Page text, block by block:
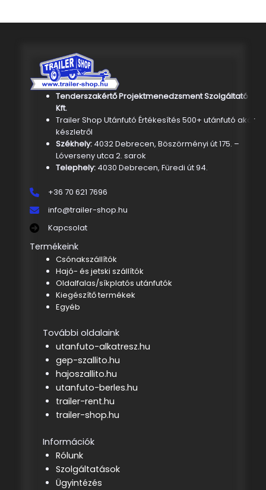
Tenderszakértő Projektmenedzsment Szolgáltató
Kft.
Trailer Shop Utánfutó Értékesítés 500+ utánfutó akár
készletről
Székhely: 4032 Debrecen, Böszörményi út 175. –
Lóverseny utca 2. sarok
Telephely:4030 Debrecen, Füredi út 94.
+36 70 621 7696
info@trailer-shop.hu
Kapcsolat
Termékeink
Csónakszállítók
Hajó- és jetski szállítók
Oldalfalas/síkplatós utánfutók
Kiegészítő termékek
Egyéb
További oldalaink
utanfuto-alkatresz.hu
gep-szallito.hu
hajoszallito.hu
utanfuto-berles.hu
trailer-rent.hu
trailer-shop.hu
Információk
Rólunk
Szolgáltatások
Ügyintézés